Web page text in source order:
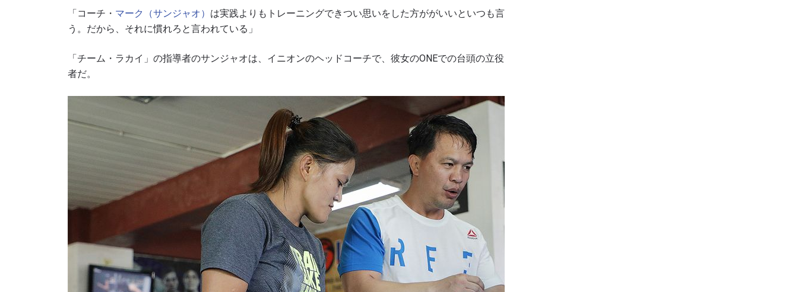
「コーチ・ マーク（サンジャオ） は実践よりもトレーニングできつい思いをした方ががいいといつも言
う。だから、それに慣れろと言われている」
「チーム・ラカイ」の指導者のサンジャオは、イニオンのヘッドコーチで、彼女のONEでの台頭の立役
者だ。
名前（ローマ字で記入）
購読
に基づく情報の収集、使用および開示に同意したことになります。
お客様は、いつでも配信を停止することができます。